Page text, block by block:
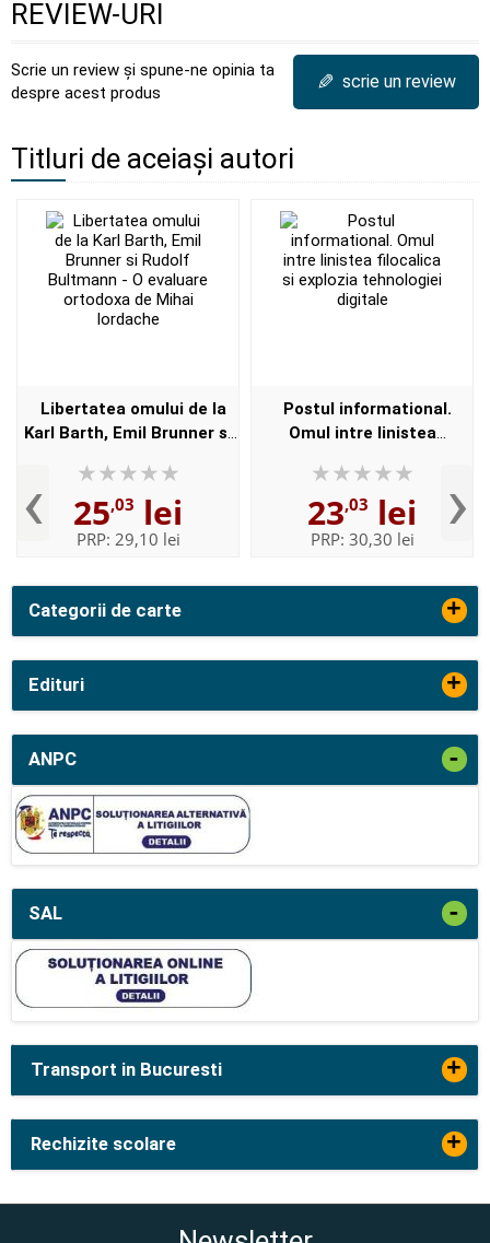
Categorii de carte +
Edituri +
ANPC -
SAL -
REVIEW-URI
Scrie un review și spune-ne opinia ta
despre acest produs
✎ scrie un review
Titluri de aceiași autori
‹
Libertatea omului de la
Karl Barth, Emil Brunner si
evaluare ortodoxa de Mihai
Iordache
25,03 lei
PRP: 29,10 lei
Postul informational.
Omul intre linistea
tehnologiei digitale
23,03 lei
PRP: 30,30 lei ›
Transport in Bucuresti +
Rechizite scolare +